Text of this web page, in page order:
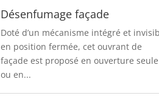
Désenfumage façade
Doté d’un mécanisme intégré et
en position fermée, cet ouvrant de
façade est proposé en ouverture seule
ou en...